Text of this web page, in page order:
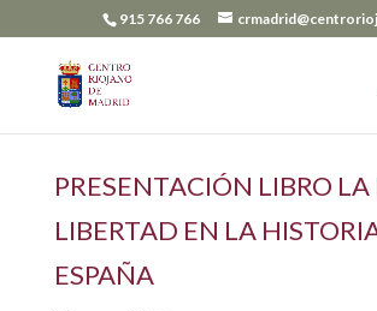
915 766 766
PRESENTACIÓN LIBRO
LIBERTAD EN LA
ESPAÑA